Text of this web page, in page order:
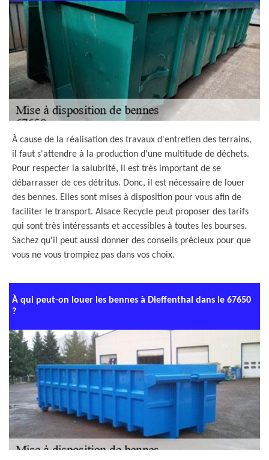
À cause de la réalisation des travaux d'entretien des terrains,
il faut s'attendre à la production d'une multitude de déchets.
Pour respecter la salubrité, il est très important de se
débarrasser de ces détritus. Donc, il est nécessaire de louer
des bennes. Elles sont mises à disposition pour vous afin de
faciliter le transport. Alsace Recycle peut proposer des tarifs
qui sont très intéressants et accessibles à toutes les bourses.
Sachez qu'il peut aussi donner des conseils précieux pour que
vous ne vous trompiez pas dans vos choix.
À qui peut-on louer les bennes à Dieffenthal dans le 67650
?